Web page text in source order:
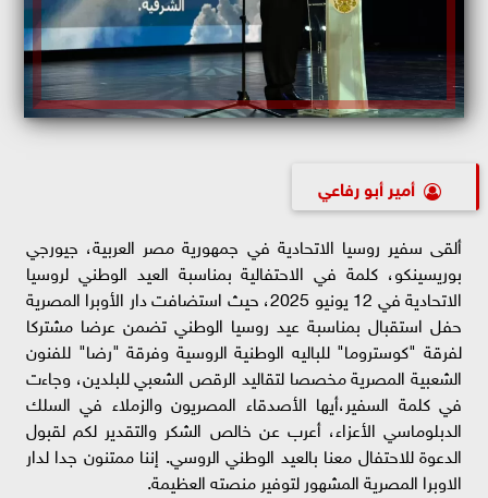
أمير أبو رفاعي
ألقى سفير روسيا الاتحادية في جمهورية مصر العربية، جيورجي
بوريسينكو، كلمة في الاحتفالية بمناسبة العيد الوطني لروسيا
الاتحادية في 12 يونيو 2025، حيث استضافت دار الأوبرا المصرية
حفل استقبال بمناسبة عيد روسيا الوطني تضمن عرضا مشتركا
لفرقة "كوستروما" للباليه الوطنية الروسية وفرقة "رضا" للفنون
الشعبية المصرية مخصصا لتقاليد الرقص الشعبي للبلدين، وجاءت
في كلمة السفير،أيها الأصدقاء المصريون والزملاء في السلك
الدبلوماسي الأعزاء، أعرب عن خالص الشكر والتقدير لكم لقبول
الدعوة للاحتفال معنا بالعيد الوطني الروسي. إننا ممتنون جدا لدار
الاوبرا المصرية المشهور لتوفير منصته العظيمة.